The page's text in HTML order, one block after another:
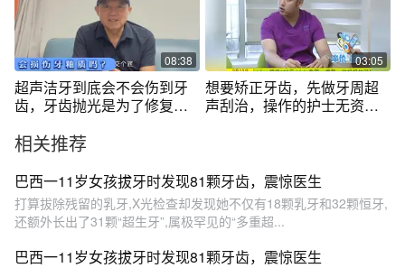
08:38
超声洁牙到底会不会伤到牙
齿，牙齿抛光是为了修复损
03:05
想要矫正牙齿，先做牙周超
声刮治，操作的护士无资
相关推荐
巴西一11岁女孩拔牙时发现81颗牙齿，震惊医生
打算拔除残留的乳牙,X光检查却发现她不仅有18颗乳牙和32颗恒牙,
还额外长出了31颗“超生牙”,属极罕见的“多重超...
巴西一11岁女孩拔牙时发现81颗牙齿，震惊医生